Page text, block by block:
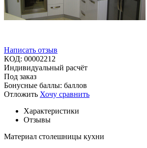
Написать отзыв
КОД: 00002212
Индивидуальный расчёт
Под заказ
Бонусные баллы: баллов
Отложить Хочу сравнить
Характеристики
Отзывы
Материал столешницы кухни